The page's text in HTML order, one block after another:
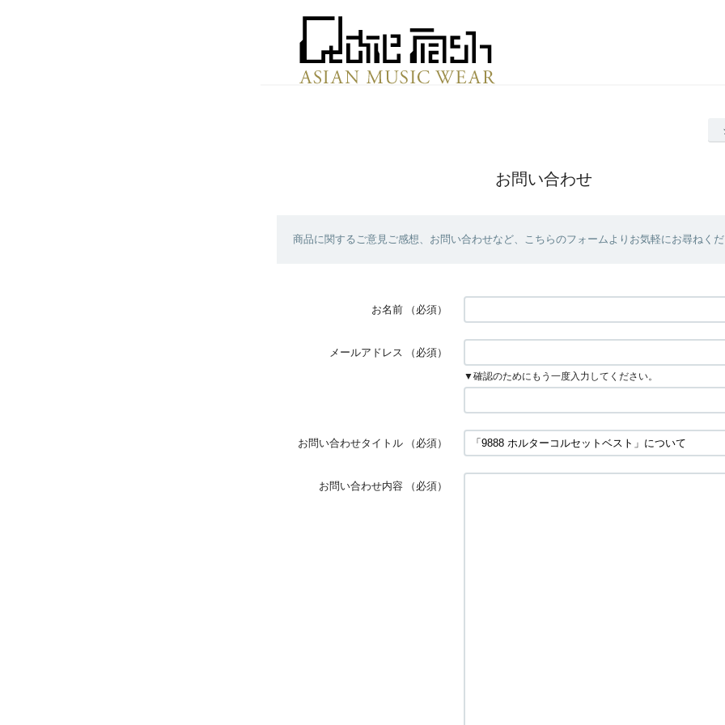
お問い合わせ
商品に関するご意見ご感想、お問い合わせなど、こちらのフォームよりお気軽にお尋ねくだ
お名前 （必須）
メールアドレス （必須）
▼確認のためにもう一度入力してください。
お問い合わせタイトル （必須）
お問い合わせ内容 （必須）